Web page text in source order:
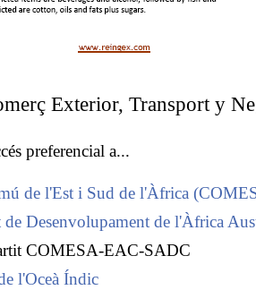
Exterior, Transport y
preferencial a...
de l'Est i Sud de l'Àfrica
Desenvolupament de l'Àfrica
COMESA-EAC-SADC
l'Oceà Índic